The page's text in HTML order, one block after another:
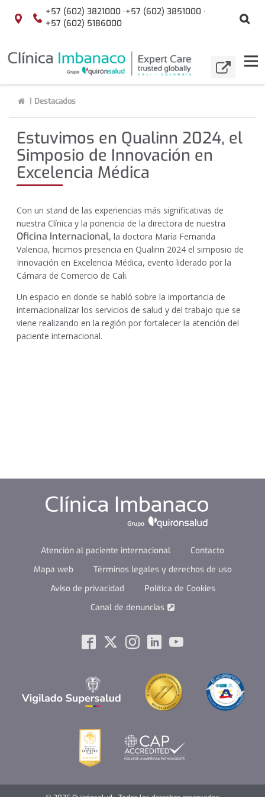
Saltar al contenido
Localización
+57 (602) 3821000 ·+57 (602) 3851000 ·
+57 (602) 5186000
menuAcceso
IR A
Buscar
ClínicaDestacados
Estuvimos en Qualinn 2024, el
Simposio de Innovación en
Excelencia Médica
Con un stand de las experiencias más significativas de
nuestra Clínica y la ponencia de la directora de nuestra
Oficina Internacional, la doctora María Fernanda
Valencia, hicimos presencia en Qualinn 2024 el simposio de
Innovación en Excelencia Médica, evento liderado por la
Cámara de Comercio de Cali.
Un espacio en donde se habló sobre la importancia de
internacionalizar los servicios de salud y del trabajo que se
viene realizando en la región por fortalecer la atención del
paciente internacional.
Atención al paciente internacional
Contacto
Mapa web
Términos legales y derechos de uso
Aviso de privacidad
Política de Cookies
Canal de denuncias